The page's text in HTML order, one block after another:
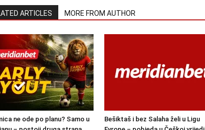
ARTICLES MORE FROM AUTHOR
ne ode po planu? Samo u
Bešiktaš i bez Salaha želi u Ligu